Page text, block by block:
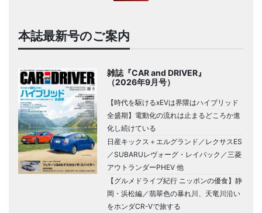
本誌最新号のご案内
雑誌『CAR and DRIVER』
（2026年9月号）
【時代を駆けるxEVは界隈はハイブリッド
全盛期】電動化の流れは止まるどころか進
化し続けている
日産キックス＋エルグランド／レクサスES
／SUBARUレヴォーグ・レイバック／三菱
アウトランダーPHEV 他
【グルメドライブ紀行 ニッポンの優食】静
岡・浜松編／翡翠色の暴れ川、天竜川沿い
をホンダCR-Vで旅する